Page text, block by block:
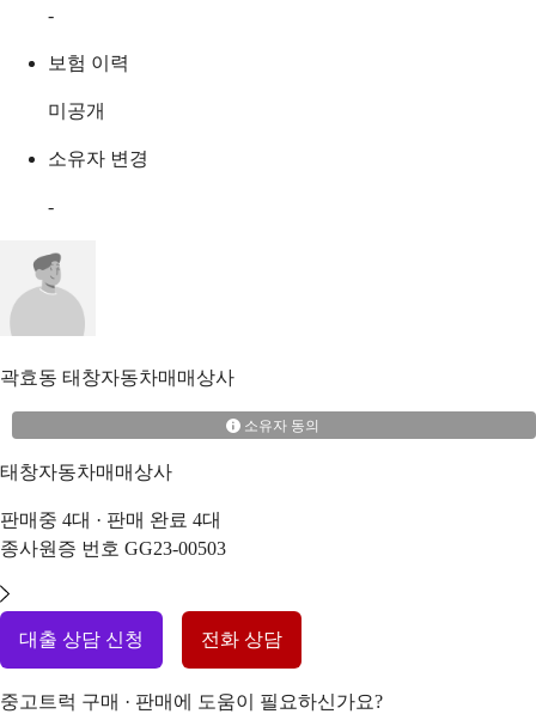
-
보험 이력
미공개
소유자 변경
-
곽효동 태창자동차매매상사
소유자 동의
태창자동차매매상사
판매중 4대 · 판매 완료 4대
종사원증 번호 GG23-00503
대출 상담 신청 전화 상담
중고트럭 구매 · 판매에 도움이 필요하신가요?